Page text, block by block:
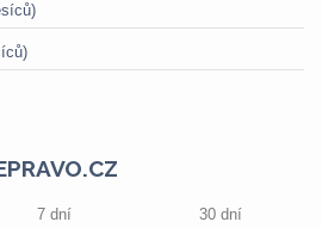
7 dní 30 dní